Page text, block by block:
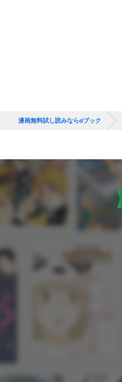
漫画無料試し読みならdブック